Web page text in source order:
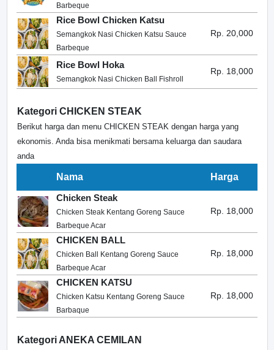
Barbeque
Rice Bowl Chicken Katsu
Semangkok Nasi Chicken Katsu Sauce
Barbeque
Rp. 20,000
Rice Bowl Hoka
Semangkok Nasi Chicken Ball Fishroll
Rp. 18,000
Kategori CHICKEN STEAK
Berikut harga dan menu CHICKEN STEAK dengan harga yang
ekonomis. Anda bisa menikmati bersama keluarga dan saudara
anda
Nama
Harga
Chicken Steak
Chicken Steak Kentang Goreng Sauce
Barbeque Acar
Rp. 18,000
CHICKEN BALL
Chicken Ball Kentang Goreng Sauce
Barbeque Acar
Rp. 18,000
CHICKEN KATSU
Chicken Katsu Kentang Goreng Sauce
Barbaque
Rp. 18,000
Kategori ANEKA CEMILAN